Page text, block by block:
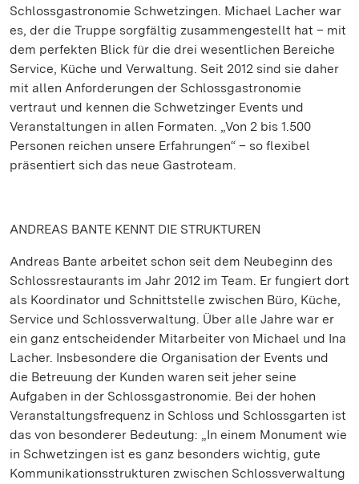
Schlossgastronomie Schwetzingen. Michael Lacher war
es, der die Truppe sorgfältig zusammengestellt hat – mit
dem perfekten Blick für die drei wesentlichen Bereiche
Service, Küche und Verwaltung. Seit 2012 sind sie daher
mit allen Anforderungen der Schlossgastronomie
vertraut und kennen die Schwetzinger Events und
Veranstaltungen in allen Formaten. „Von 2 bis 1.500
Personen reichen unsere Erfahrungen“ – so flexibel
präsentiert sich das neue Gastroteam.
ANDREAS BANTE KENNT DIE STRUKTUREN
Andreas Bante arbeitet schon seit dem Neubeginn des
Schlossrestaurants im Jahr 2012 im Team. Er fungiert dort
als Koordinator und Schnittstelle zwischen Büro, Küche,
Service und Schlossverwaltung. Über alle Jahre war er
ein ganz entscheidender Mitarbeiter von Michael und Ina
Lacher. Insbesondere die Organisation der Events und
die Betreuung der Kunden waren seit jeher seine
Aufgaben in der Schlossgastronomie. Bei der hohen
Veranstaltungsfrequenz in Schloss und Schlossgarten ist
das von besonderer Bedeutung: „In einem Monument wie
in Schwetzingen ist es ganz besonders wichtig, gute
Kommunikationsstrukturen zwischen Schlossverwaltung